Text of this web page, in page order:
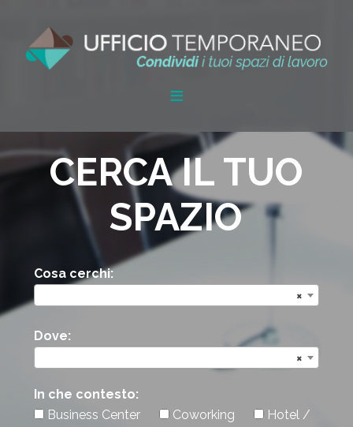
CERCA IL TUO
SPAZIO
Cosa cerchi:
×
Dove:
×
In che contesto:
Business Center
Coworking
Hotel /